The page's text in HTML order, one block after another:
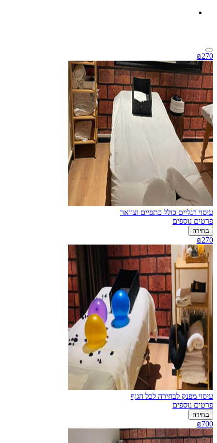
₪270
עיסוי רגליים כולל כתפיים וצוואר
פרטים נוספים
בחירה
₪270
עיסוי מפנק לבחירה לכל הגוף
פרטים נוספים
בחירה
₪700